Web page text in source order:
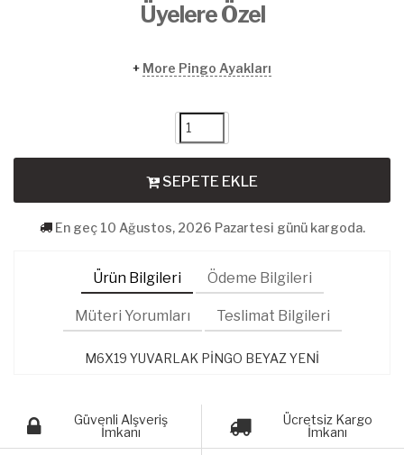
Üyelere Özel
+ More Pingo Ayakları
SEPETE EKLE
En geç 10 Ağustos, 2026 Pazartesi günü kargoda.
Ürün Bilgileri Ödeme Bilgileri
Müteri Yorumları Teslimat Bilgileri
M6X19 YUVARLAK PİNGO BEYAZ YENİ
Güvenli Alşveriş
İmkanı
Ücretsiz Kargo
İmkanı